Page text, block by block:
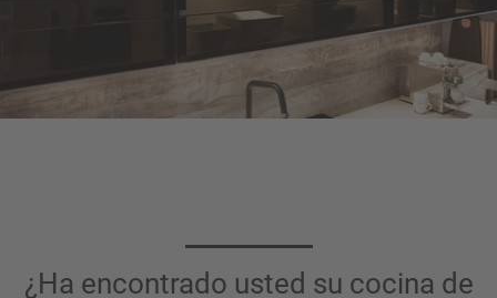
¿Ha encontrado usted su cocina de